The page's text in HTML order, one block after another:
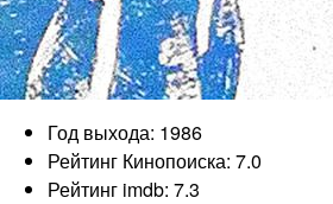
Год выхода: 1986
Рейтинг Кинопоиска: 7.0
Рейтинг imdb: 7.3